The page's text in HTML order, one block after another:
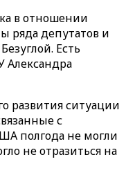
в отношении
ряда депутатов и
Есть
Александра
развития ситуации
с
полгода не могли
не отразиться на